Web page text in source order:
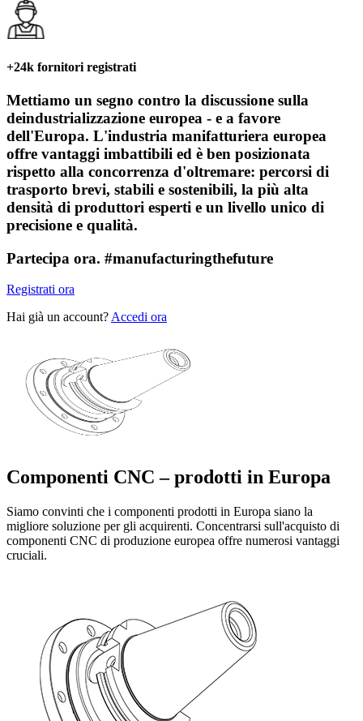
+24k fornitori registrati
Mettiamo un segno contro la discussione sulla
deindustrializzazione europea - e a favore
dell'Europa. L'industria manifatturiera europea
offre vantaggi imbattibili ed è ben posizionata
rispetto alla concorrenza d'oltremare: percorsi di
trasporto brevi, stabili e sostenibili, la più alta
densità di produttori esperti e un livello unico di
precisione e qualità.
Partecipa ora. #manufacturingthefuture
Registrati ora
Hai già un account? Accedi ora
Componenti CNC – prodotti in Europa
Siamo convinti che i componenti prodotti in Europa siano la
migliore soluzione per gli acquirenti. Concentrarsi sull'acquisto di
componenti CNC di produzione europea offre numerosi vantaggi
cruciali.